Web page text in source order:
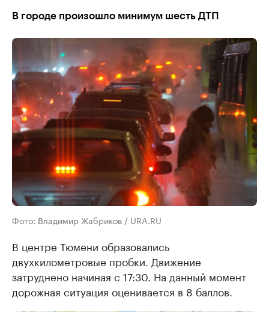
В городе произошло минимум шесть ДТП
Фото: Владимир Жабриков / URA.RU
В центре Тюмени образовались
двухкилометровые пробки. Движение
затруднено начиная с 17:30. На данный момент
дорожная ситуация оценивается в 8 баллов.